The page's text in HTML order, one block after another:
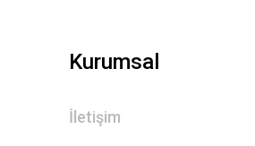
Kurumsal
İletişim